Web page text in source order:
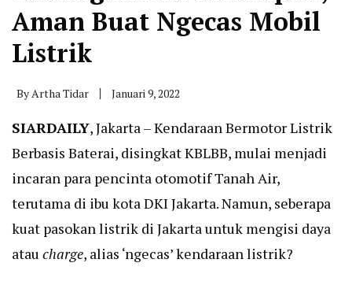
Aman Buat Ngecas Mobil
Listrik
ByArtha Tidar Januari 9, 2022
SIARDAILY, Jakarta – Kendaraan Bermotor Listrik
Berbasis Baterai, disingkat KBLBB, mulai menjadi
incaran para pencinta otomotif Tanah Air,
terutama di ibu kota DKI Jakarta. Namun, seberapa
kuat pasokan listrik di Jakarta untuk mengisi daya
atau charge, alias ‘ngecas’ kendaraan listrik?